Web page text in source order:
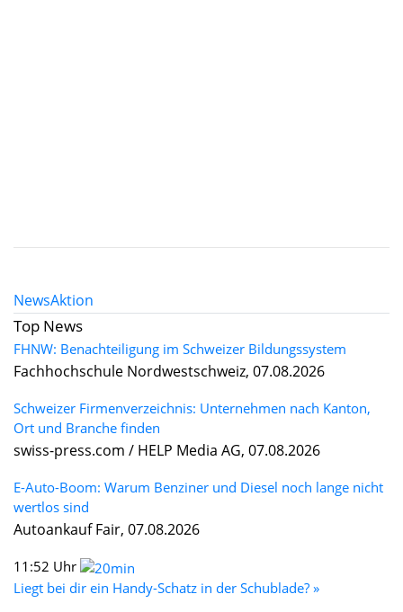
NewsAktion
Top News
FHNW: Benachteiligung im Schweizer Bildungssystem
Fachhochschule Nordwestschweiz, 07.08.2026
Schweizer Firmenverzeichnis: Unternehmen nach Kanton,
Ort und Branche finden
swiss-press.com / HELP Media AG, 07.08.2026
E-Auto-Boom: Warum Benziner und Diesel noch lange nicht
wertlos sind
Autoankauf Fair, 07.08.2026
11:52 Uhr
Liegt bei dir ein Handy-Schatz in der Schublade? »